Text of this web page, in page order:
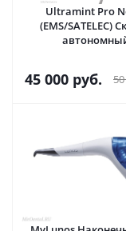
Ultramint Pro
(EMS/SATELEC)
45 000 руб.